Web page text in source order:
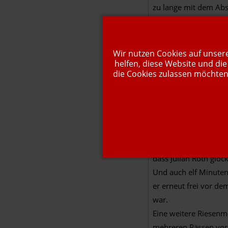
zu lange mit dem
schön auf die
In der 22. Minute
Hereingabe auf den
fünf Minuten später
gut und im
Die folgende Ecke
Zeit bis zum
Nach der Halbzeit
dass Julian Roth
Und auch elf
er erneut frei vor
war.
Eine weitere
Wir nutzen Cookies auf
helfen, diese Website und
die Cookies zulassen